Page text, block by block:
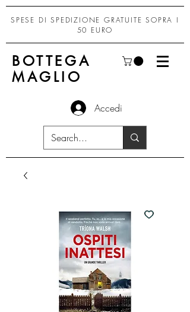
SPESE DI SPEDIZIONE GRATUITE SOPRA I
50 EURO
BOTTEGA
MAGLIO
Accedi